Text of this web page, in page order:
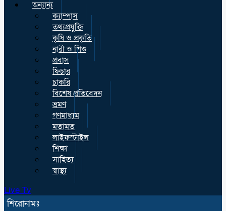
অন্যান্য
ক্যাম্পাস
তথ্যপ্রযুক্তি
কৃষি ও প্রকৃতি
নারী ও শিশু
প্রবাস
ফিচার
চাকরি
বিশেষ প্রতিবেদন
ভ্রমণ
গণমাধ্যম
মতামত
লাইফস্টাইল
শিক্ষা
সাহিত্য
স্বাস্থ্য
Live Tv
শিরোনামঃ